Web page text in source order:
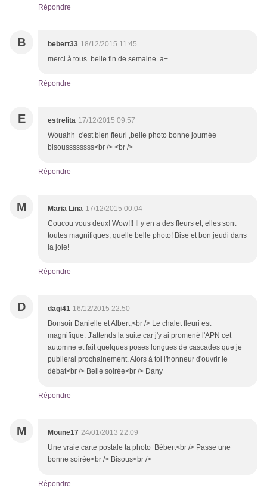
Répondre
B bebert33 18/12/2015 11:45
merci à tous belle fin de semaine a+
Répondre
E estrelita 17/12/2015 09:57
Wouahh c'est bien fleuri ,belle photo bonne journée
bisoussssssss<br /> <br />
Répondre
M Maria Lina 17/12/2015 00:04
Coucou vous deux! Wow!!! Il y en a des fleurs et, elles sont
toutes magnifiques, quelle belle photo! Bise et bon jeudi dans
la joie!
Répondre
D dagi41 16/12/2015 22:50
Bonsoir Danielle et Albert,<br /> Le chalet fleuri est
magnifique. J'attends la suite car j'y ai promené l'APN cet
automne et fait quelques poses longues de cascades que je
publierai prochainement. Alors à toi l'honneur d'ouvrir le
débat<br /> Belle soirée<br /> Dany
Répondre
M Moune17 24/01/2013 22:09
Une vraie carte postale ta photo Bébert<br /> Passe une
bonne soirée<br /> Bisous<br />
Répondre